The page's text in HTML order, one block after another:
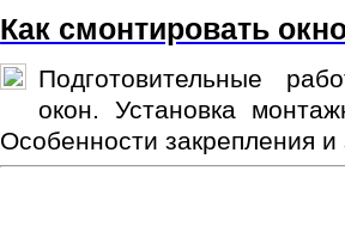
Как смонтировать
Подготовительные
окон. Установка
Особенности закрепления